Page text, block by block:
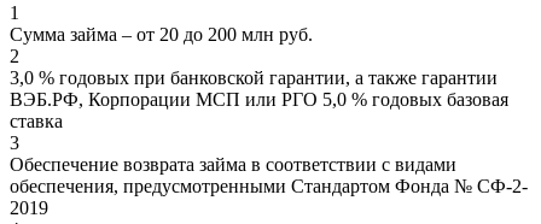
1
Сумма займа – от 20 до 200 млн руб.
2
3,0 % годовых при банковской гарантии, а также гарантии
ВЭБ.РФ, Корпорации МСП или РГО 5,0 % годовых базовая
ставка
3
Обеспечение возврата займа в соответствии с видами
обеспечения, предусмотренными Стандартом Фонда № СФ-2-
2019